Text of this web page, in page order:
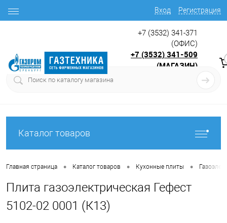
Вход Регистрация
+7 (3532) 341-371
(ОФИС)
+7 (3532) 341-509
(МАГАЗИН)
Каталог товаров
Главная страница • Каталог товаров • Кухонные плиты •
Плита газоэлектрическая Гефест
5102-02 0001 (К13)